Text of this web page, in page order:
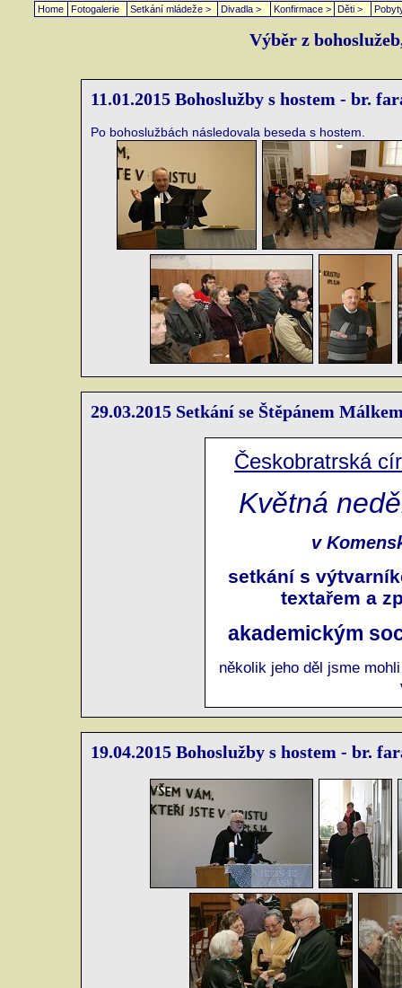
Výběr z
11.01.2015 Bohoslužby s hostem - br.
Po bohoslužbách následovala beseda s hostem.
29.03.2015 Setkání se Štěpánem
Českobratrská
Květná
v
setkání s
textařem a
akademickým
několik jeho děl jsme
19.04.2015 Bohoslužby s hostem - br.
Home Fotogalerie Setkání mládeže > Divadla > Konfirmace > Děti >